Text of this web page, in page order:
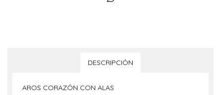
DESCRIPCIÓN
AROS CORAZÓN CON ALAS